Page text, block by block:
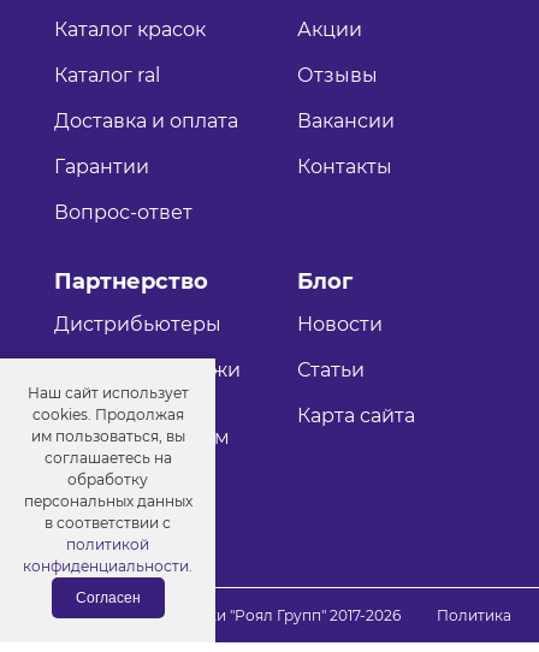
Каталог красок
Каталог ral
Доставка и оплата
Гарантии
Вопрос-ответ
Акции
Отзывы
Вакансии
Контакты
Партнерство
Дистрибьютеры
Оптовые продажи
Как стать
дистрибьютером
Блог
Новости
Статьи
Карта сайта
© Порошковые краски "Роял Групп" 2017-2026
Политика
конфиденциальности
Наш сайт использует
cookies. Продолжая
им пользоваться, вы
соглашаетесь на
обработку
персональных данных
в соответствии с
политикой
конфиденциальности.
Согласен